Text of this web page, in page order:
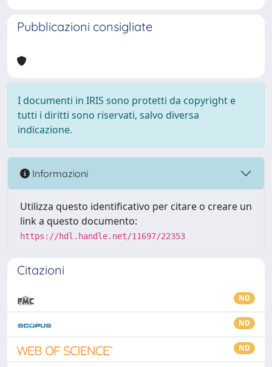
Pubblicazioni consigliate
I documenti in IRIS sono protetti da copyright e
tutti i diritti sono riservati, salvo diversa
indicazione.
Informazioni
Utilizza questo identificativo per citare o creare un
link a questo documento:
https://hdl.handle.net/11697/22353
Citazioni
ND
ND
ND